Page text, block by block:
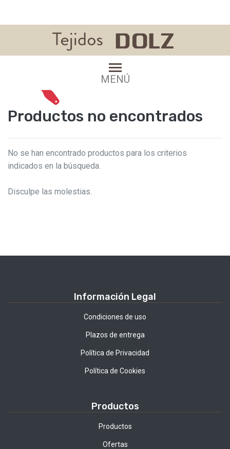
MENÚ
Productos no encontrados
No se han encontrado productos para los criterios
indicados en la búsqueda.
Disculpe las molestias.
Información Legal
Condiciones de uso
Plazos de entrega
Política de Privacidad
Política de Cookies
Productos
Productos
Ofertas